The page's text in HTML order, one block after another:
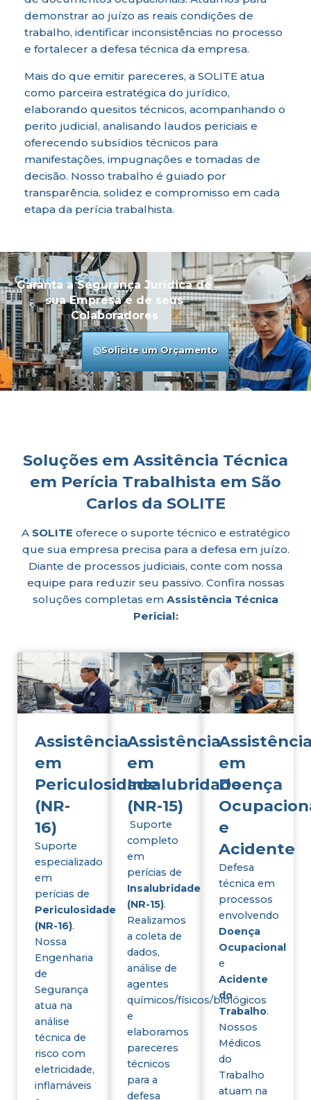
demonstrar ao juízo as reais condições de
trabalho, identificar inconsistências no processo
e fortalecer a defesa técnica da empresa.
Mais do que emitir pareceres, a SOLITE atua
como parceira estratégica do jurídico,
elaborando quesitos técnicos, acompanhando o
perito judicial, analisando laudos periciais e
oferecendo subsídios técnicos para
manifestações, impugnações e tomadas de
decisão. Nosso trabalho é guiado por
transparência, solidez e compromisso em cada
etapa da perícia trabalhista.
Confie na SOLITE
Garanta a Segurança Jurídica de
sua Empresa e de seus
Colaboradores
Solicite um Orçamento
Soluções em Assitência Técnica
em Perícia Trabalhista em São
Carlos da SOLITE
A SOLITE oferece o suporte técnico e estratégico
que sua empresa precisa para a defesa em juízo.
Diante de processos judiciais, conte com nossa
equipe para reduzir seu passivo. Confira nossas
soluções completas em Assistência Técnica
Pericial:
Assistência
em
Periculosidade
(NR-
16)
Suporte
especializado
em
perícias de
Periculosidade
(NR-16).
Nossa
Engenharia
de
Segurança
atua na
análise
técnica de
risco com
eletricidade,
inflamáveis
Assistência
em
Insalubridade
(NR-15)
Suporte
completo
em
perícias de
Insalubridade
(NR-15).
Realizamos
a coleta de
dados,
análise de
agentes
químicos/físicos/biológicos
e
elaboramos
pareceres
técnicos
para a
defesa
em
Doença
e
Acidente
Defesa
técnica em
processos
envolvendo
Doença
Ocupacional
e
Acidente
do
Trabalho.
Nossos
Médicos
do
Trabalho
atuam na